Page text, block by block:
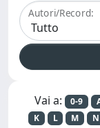
Autori/Record:
Vai a: 0-9
K
L M N